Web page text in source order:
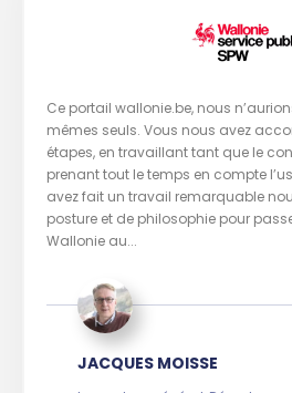
Ce portail wallonie.be, nous
mêmes seuls. Vous nous avez
étapes, en travaillant tant que le
prenant tout le temps en compte
avez fait un travail remarquable
posture et de philosophie pour
Wallonie au...
JACQUES MOISSE